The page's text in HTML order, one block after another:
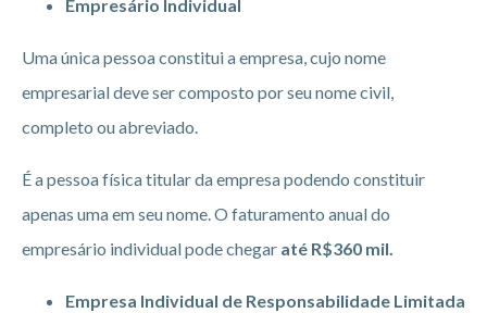
Empresário Individual
Uma única pessoa constitui a empresa, cujo nome
empresarial deve ser composto por seu nome civil,
completo ou abreviado.
É a pessoa física titular da empresa podendo constituir
apenas uma em seu nome. O faturamento anual do
empresário individual pode chegar até R$360 mil.
Empresa Individual de Responsabilidade Limitada